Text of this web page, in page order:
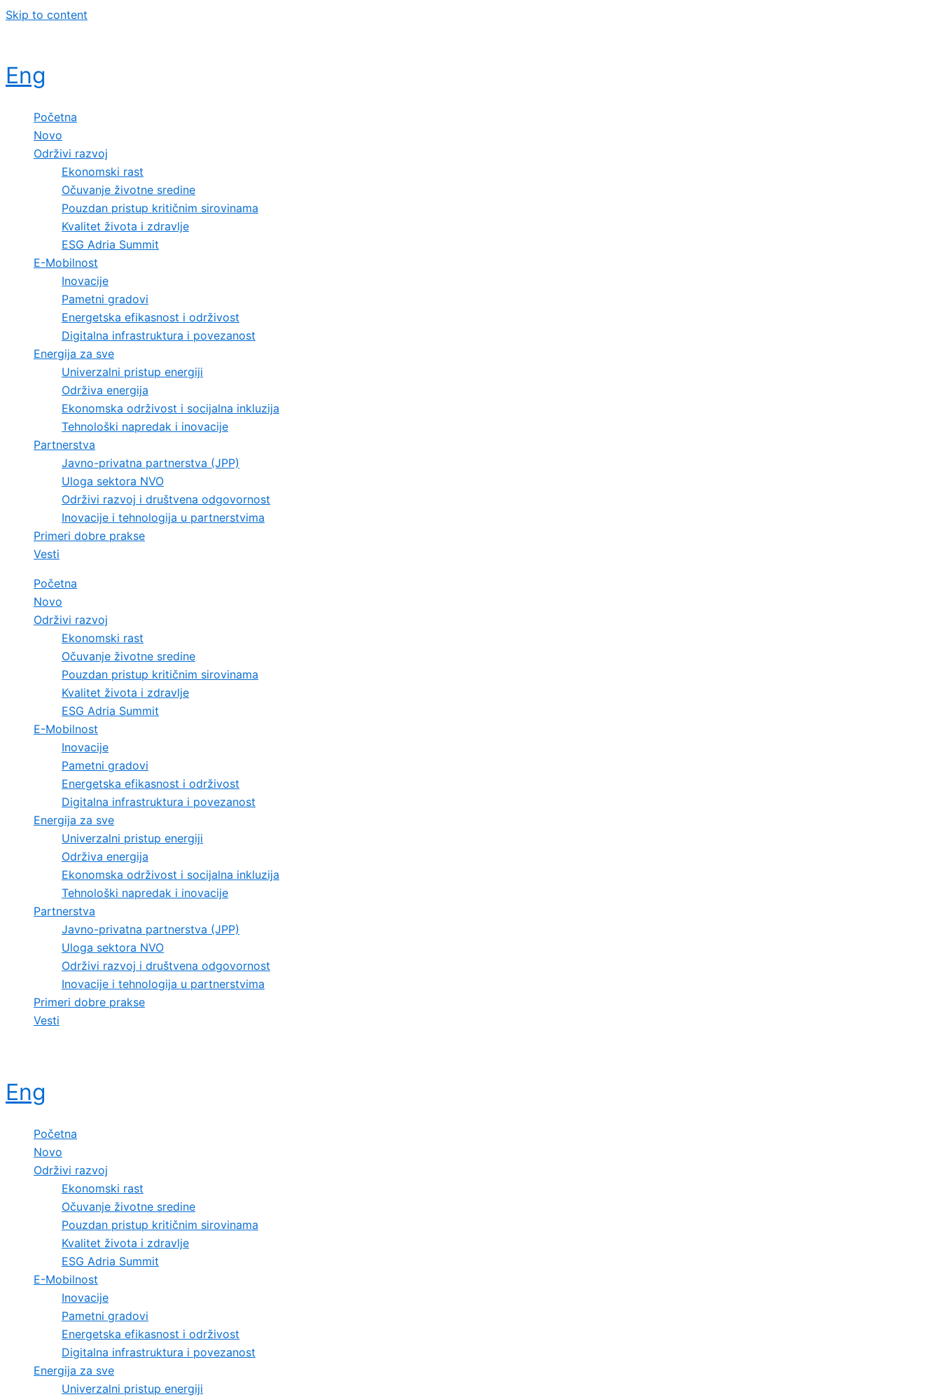
Skip to content
Eng
Početna
Novo
Održivi razvoj
Ekonomski rast
Očuvanje životne sredine
Pouzdan pristup kritičnim sirovinama
Kvalitet života i zdravlje
ESG Adria Summit
E-Mobilnost
Inovacije
Pametni gradovi
Energetska efikasnost i održivost
Digitalna infrastruktura i povezanost
Energija za sve
Univerzalni pristup energiji
Održiva energija
Ekonomska održivost i socijalna inkluzija
Tehnološki napredak i inovacije
Partnerstva
Javno-privatna partnerstva (JPP)
Uloga sektora NVO
Održivi razvoj i društvena odgovornost
Inovacije i tehnologija u partnerstvima
Primeri dobre prakse
Vesti
Početna
Novo
Održivi razvoj
Ekonomski rast
Očuvanje životne sredine
Pouzdan pristup kritičnim sirovinama
Kvalitet života i zdravlje
ESG Adria Summit
E-Mobilnost
Inovacije
Pametni gradovi
Energetska efikasnost i održivost
Digitalna infrastruktura i povezanost
Energija za sve
Univerzalni pristup energiji
Održiva energija
Ekonomska održivost i socijalna inkluzija
Tehnološki napredak i inovacije
Partnerstva
Javno-privatna partnerstva (JPP)
Uloga sektora NVO
Održivi razvoj i društvena odgovornost
Inovacije i tehnologija u partnerstvima
Primeri dobre prakse
Vesti
Eng
Početna
Novo
Održivi razvoj
Ekonomski rast
Očuvanje životne sredine
Pouzdan pristup kritičnim sirovinama
Kvalitet života i zdravlje
ESG Adria Summit
E-Mobilnost
Inovacije
Pametni gradovi
Energetska efikasnost i održivost
Digitalna infrastruktura i povezanost
Energija za sve
Univerzalni pristup energiji